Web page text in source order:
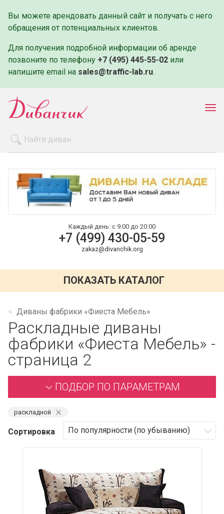
Вы можете арендовать данный сайт и получать с него
обращения от потенциальных клиентов.
Для получения подробной информации об аренде
позвоните по телефону +7 (495) 445-55-02 или
напишите email на sales@traffic-lab.ru.
Оплата и доставка
Контакты
Каждый день: с 9:00 до 20:00
+7 (499) 430-05-59
zakaz@divanchik.org
ПОКАЗАТЬ КАТАЛОГ
Диваны фабрики «Фиеста Мебель»
Раскладные диваны
фабрики «Фиеста Мебель» -
страница 2
ПОДБОР ПО ПАРАМЕТРАМ
раскладной ⨯
Сортировка